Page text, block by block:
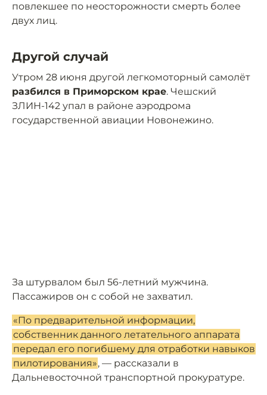
повлекшее по неосторожности смерть более
двух лиц.
Другой случай
Утром 28 июня другой легкомоторный самолёт
разбился в Приморском крае. Чешский
ЗЛИН-142 упал в районе аэродрома
государственной авиации Новонежино.
За штурвалом был 56-летний мужчина.
Пассажиров он с собой не захватил.
«По предварительной информации,
собственник данного летательного аппарата
передал его погибшему для отработки навыков
пилотирования», — рассказали в
Дальневосточной транспортной прокуратуре.